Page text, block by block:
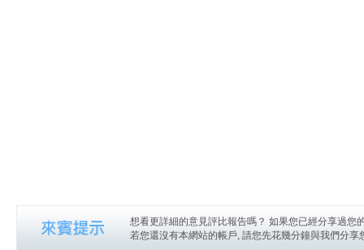
想看更詳細的意見評比報告嗎？ 如果您已經分享過您
若您還沒有本網站的帳戶, 請您先花幾分鐘與我們分